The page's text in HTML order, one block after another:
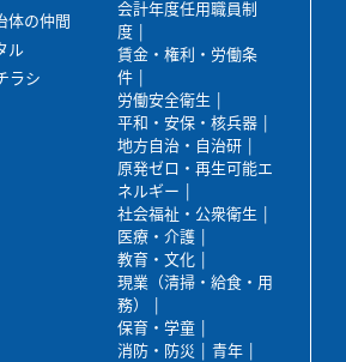
体の仲間
ル
ラシ
会計年度任用職員制
度
賃金・権利・労働条
件
労働安全衛生
平和・安保・核兵器
地方自治・自治研
原発ゼロ・再生可能エ
ネルギー
社会福祉・公衆衛生
医療・介護
教育・文化
現業（清掃・給食・用
務）
保育・学童
消防・防災
青年